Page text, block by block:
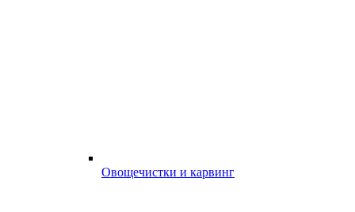
Овощечистки и карвинг